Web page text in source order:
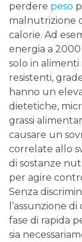
perdere peso
malnutrizione
calorie. Ad
energia a
solo in
resistenti,
hanno un
dietetiche,
grassi
causare un
correlate allo
di sostanze
per agire
Senza
l’assunzione
fase di rapida
sia